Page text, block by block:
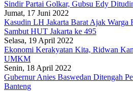
Sindir Partai Golkar, Gubsu Edy
Jumat, 17 Juni 2022
Kasudin LH Jakarta Barat Ajak Warga
Sambut HUT Jakarta ke 495
Selasa, 19 April 2022
Ekonomi Kerakyatan Kita, Ridwan
UMKM
Senin, 18 April 2022
Gubernur Anies Baswedan Ditengah
Banteng